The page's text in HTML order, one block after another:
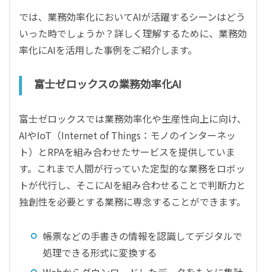
では、業務効率化においてAIが活躍するシーンはどう
いった時でしょうか？詳しく理解するために、業務効
率化にAIを活用した事例をご紹介します。
富士ゼロックスの業務効率化AI
富士ゼロックスでは業務効率化や生産性向上に向け、
AIやIoT（Internet of Things：モノのインターネッ
ト）とRPAを組み合わせたサービスを提供していま
す。これまで人間が行っていた定型的な業務をロボッ
トが代行し、そこにAIを組み合わせることで判断力と
独創性を必要とする業務に専念することができます。
帳票などの手書きの情報を認識してデジタルで
処理できる形式に変換する